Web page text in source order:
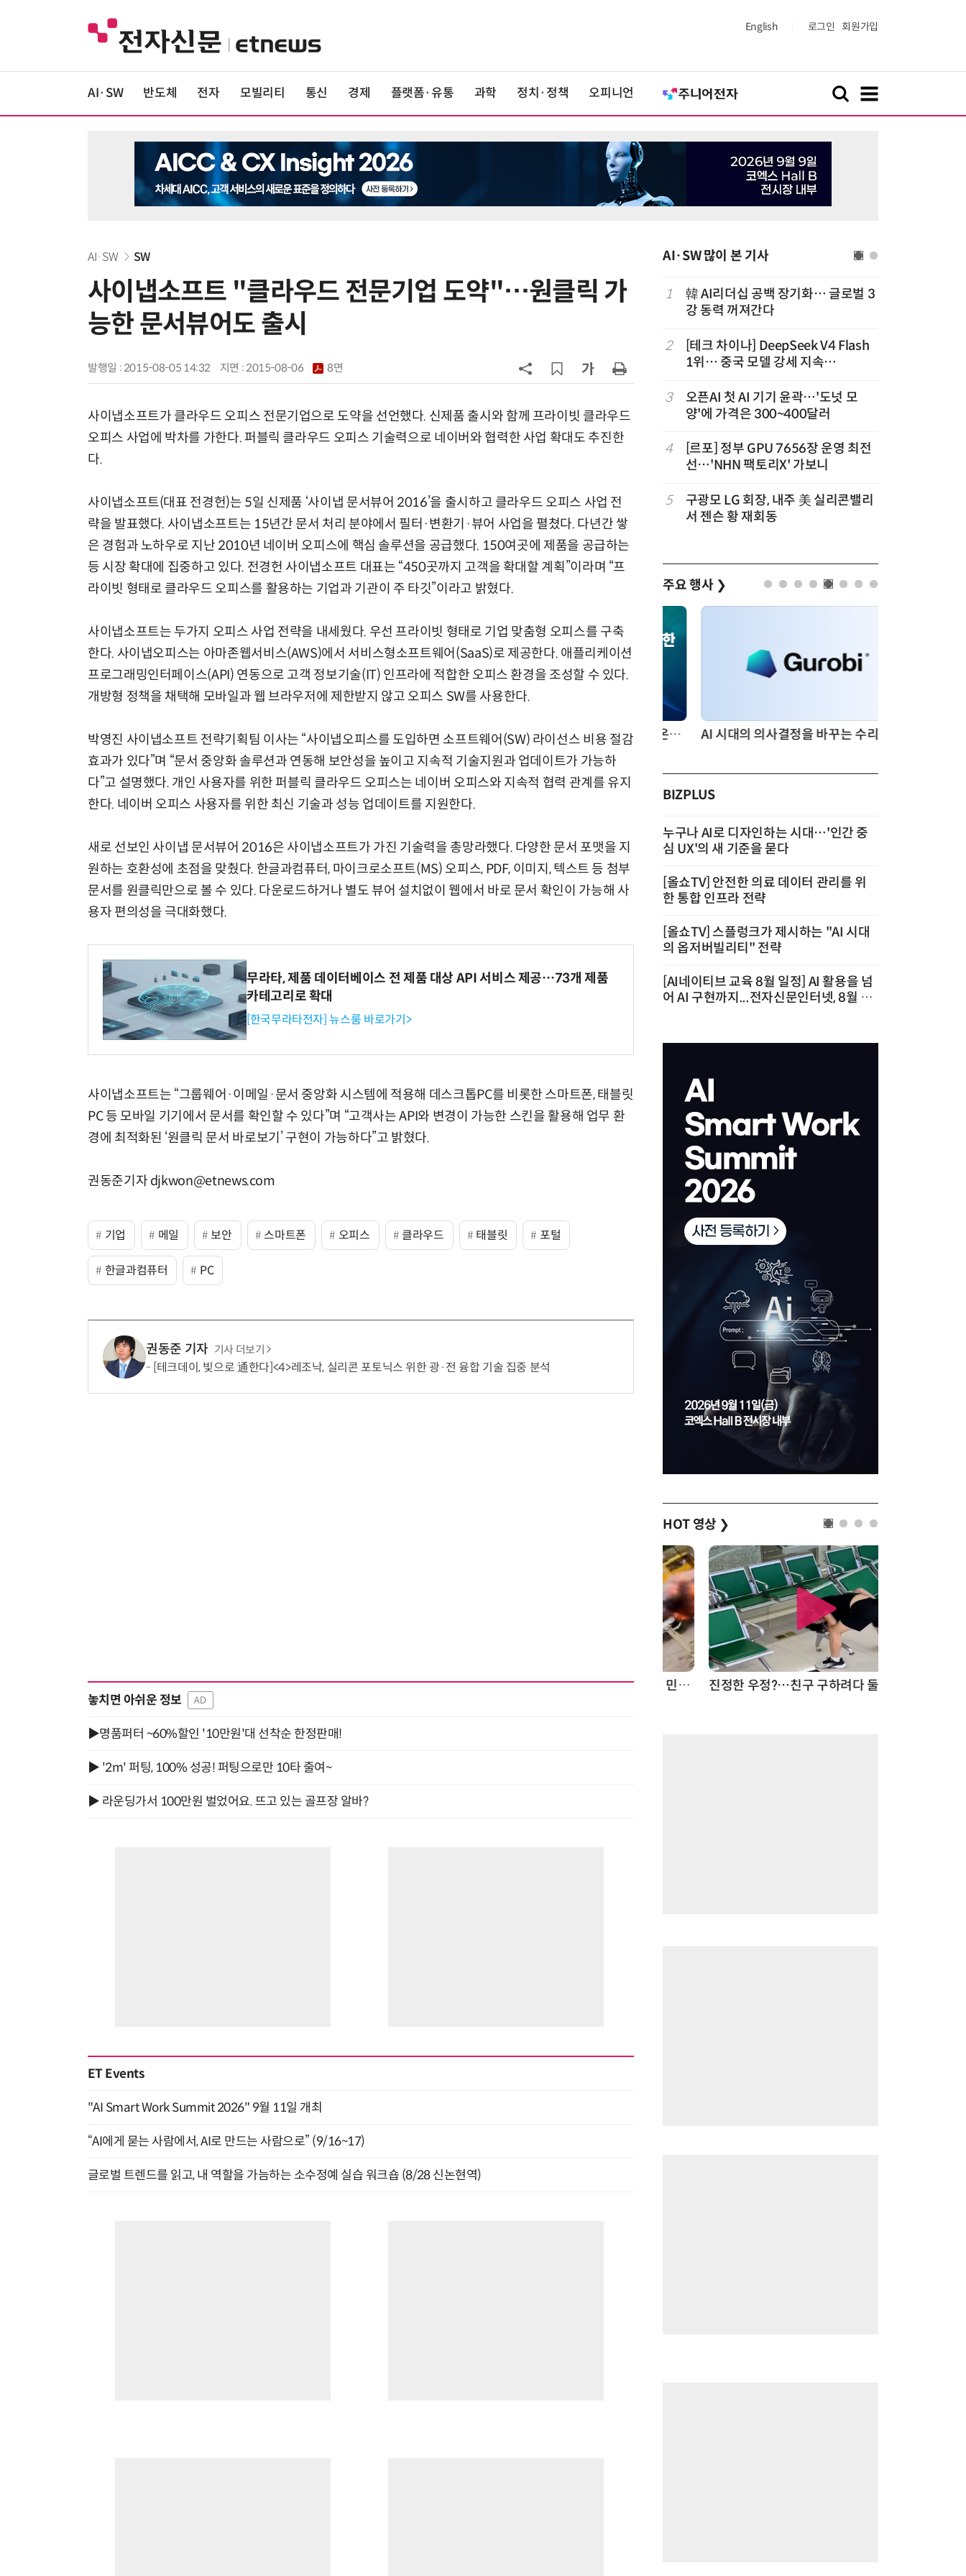
English 로그인 회원가입
AI·SW 반도체 전자 모빌리티 통신 경제 플랫폼·유통 과학 정치·정책 오피니언
AI·SW SW
사이냅소프트 "클라우드 전문기업 도약"…원클릭 가
능한 문서뷰어도 출시
발행일 : 2015-08-05 14:32 지면 :2015-08-06 8면
사이냅소프트가 클라우드 오피스 전문기업으로 도약을 선언했다. 신제품 출시와 함께 프라이빗 클라우드
오피스 사업에 박차를 가한다. 퍼블릭 클라우드 오피스 기술력으로 네이버와 협력한 사업 확대도 추진한
다.
사이냅소프트(대표 전경헌)는 5일 신제품 ‘사이냅 문서뷰어 2016’을 출시하고 클라우드 오피스 사업 전
략을 발표했다. 사이냅소프트는 15년간 문서 처리 분야에서 필터·변환기·뷰어 사업을 펼쳤다. 다년간 쌓
은 경험과 노하우로 지난 2010년 네이버 오피스에 핵심 솔루션을 공급했다. 150여곳에 제품을 공급하는
등 시장 확대에 집중하고 있다. 전경헌 사이냅소프트 대표는 “450곳까지 고객을 확대할 계획”이라며 “프
라이빗 형태로 클라우드 오피스를 활용하는 기업과 기관이 주 타깃”이라고 밝혔다.
사이냅소프트는 두가지 오피스 사업 전략을 내세웠다. 우선 프라이빗 형태로 기업 맞춤형 오피스를 구축
한다. 사이냅오피스는 아마존웹서비스(AWS)에서 서비스형소프트웨어(SaaS)로 제공한다. 애플리케이션
프로그래밍인터페이스(API) 연동으로 고객 정보기술(IT) 인프라에 적합한 오피스 환경을 조성할 수 있다.
개방형 정책을 채택해 모바일과 웹 브라우저에 제한받지 않고 오피스 SW를 사용한다.
박영진 사이냅소프트 전략기획팀 이사는 “사이냅오피스를 도입하면 소프트웨어(SW) 라이선스 비용 절감
효과가 있다”며 “문서 중앙화 솔루션과 연동해 보안성을 높이고 지속적 기술지원과 업데이트가 가능하
다”고 설명했다. 개인 사용자를 위한 퍼블릭 클라우드 오피스는 네이버 오피스와 지속적 협력 관계를 유지
한다. 네이버 오피스 사용자를 위한 최신 기술과 성능 업데이트를 지원한다.
새로 선보인 사이냅 문서뷰어 2016은 사이냅소프트가 가진 기술력을 총망라했다. 다양한 문서 포맷을 지
원하는 호환성에 초점을 맞췄다. 한글과컴퓨터, 마이크로소프트(MS) 오피스, PDF, 이미지, 텍스트 등 첨부
문서를 원클릭만으로 볼 수 있다. 다운로드하거나 별도 뷰어 설치없이 웹에서 바로 문서 확인이 가능해 사
용자 편의성을 극대화했다.
무라타, 제품 데이터베이스 전 제품 대상 API 서비스 제공…73개 제품
카테고리로 확대
[한국무라타전자] 뉴스룸 바로가기>
사이냅소프트는 “그룹웨어·이메일·문서 중앙화 시스템에 적용해 데스크톱PC를 비롯한 스마트폰, 태블릿
PC 등 모바일 기기에서 문서를 확인할 수 있다”며 “고객사는 API와 변경이 가능한 스킨을 활용해 업무 환
경에 최적화된 ‘원클릭 문서 바로보기’ 구현이 가능하다”고 밝혔다.
권동준기자 djkwon@etnews.com
기업 메일 보안 스마트폰 오피스 클라우드 태블릿 포털
한글과컴퓨터 PC
권동준 기자 기사 더보기
[테크데이, 빛으로 通한다]<4>레조낙, 실리콘 포토닉스 위한 광·전 융합 기술 집중 분석
놓치면 아쉬운 정보 AD
▶명품퍼터 ~60%할인 '10만원'대 선착순 한정판매!
▶ '2m' 퍼팅, 100% 성공! 퍼팅으로만 10타 줄여~
▶ 라운딩가서 100만원 벌었어요. 뜨고 있는 골프장 알바?
ET Events
"AI Smart Work Summit 2026" 9월 11일 개최
“AI에게 묻는 사람에서, AI로 만드는 사람으로” (9/16~17)
글로벌 트렌드를 읽고, 내 역할을 가늠하는 소수정예 실습 워크숍 (8/28 신논현역)
AI·SW 많이 본 기사
6
앤트로픽·오픈AI 이어 메타도…AI
업용 챗GPT' 공급
“포항을 '제조 AX' 글로벌 거점으
10 오픈AI, 챗GPT 무료도 최신 모델 무
한 지원…'아스트라' 출시 연기
1
韓 AI리더십 공백 장기화… 글로벌 3
강 동력 꺼져간다
2
[테크 차이나] DeepSeek V4 Flash
1위… 중국 모델 강세 지속
순위)
3
오픈AI 첫 AI 기기 윤곽…'도넛 모
양'에 가격은 300~400달러
4
[르포] 정부 GPU 7656장 운영 최전
선…'NHN 팩토리X' 가보니
5
구광모 LG 회장, 내주 美 실리콘밸리
서 젠슨 황 재회동
주요 행사 ❯
체계화 된 데이터가 곧 AI 시대의 경쟁력이다 현업에서 바로 쓰는 "하네스 엔지니어링" 실습 교육 모든 업무 담당자(비개발자)를 위한 온톨로지 기반 AI 지식체계 설계 1-day 워크숍 AI 시대의 의사결정을 바꾸는 수리최적화(Optimization): 실제 산업 적용 사례와 활용 전략
BIZPLUS
누구나 AI로 디자인하는 시대…'인간 중
심 UX'의 새 기준을 묻다
[올쇼TV] 안전한 의료 데이터 관리를 위
한 통합 인프라 전략
[올쇼TV] 스플렁크가 제시하는 "AI 시대
의 옵저버빌리티" 전략
[AI네이티브 교육 8월 일정] AI 활용을 넘
어 AI 구현까지...전자신문인터넷, 8월 실
HOT 영상 ❯
“계속 쫓아왔다”…도망치던 우크라 민간인 공격한 러 자폭 드론 진정한 우정?…친구 구하려다 둘 다 의자 틈에 목이 낀 순간